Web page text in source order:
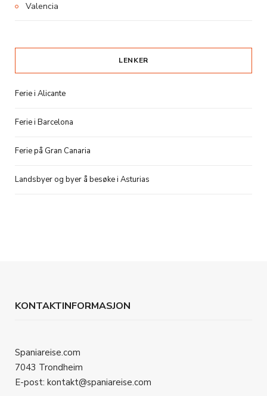
Valencia
LENKER
Ferie i Alicante
Ferie i Barcelona
Ferie på Gran Canaria
Landsbyer og byer å besøke i Asturias
KONTAKTINFORMASJON
Spaniareise.com
7043 Trondheim
E-post: kontakt@spaniareise.com